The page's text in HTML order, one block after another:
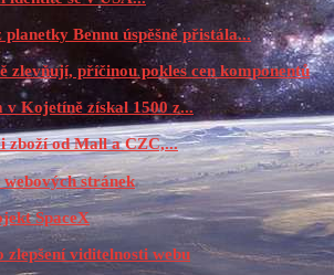
Bennu úspěšně přistála...
zlevňují, příčinou pokles cen komponentů
v Kojetíně získal 1500 z...
od Mall a CZC,...
stránek
SpaceX
viditelnosti webu